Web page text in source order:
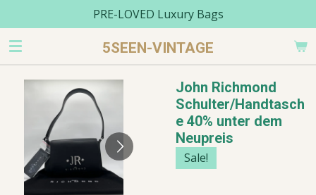
Hauptinhalt
springen
5SEEN-VINTAGE
PRE-LOVED Luxury Bags
John Richmond
Schulter/Handtasch
e 40% unter dem
Neupreis
Sale!